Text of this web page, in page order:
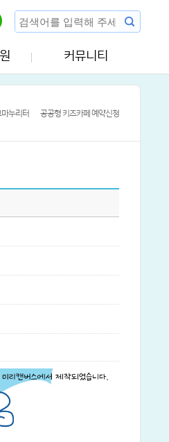
커뮤니티
누리터 공공형 키즈카페 예약신청